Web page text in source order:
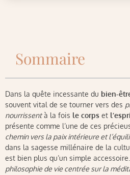
Sommaire
Dans la quête incessante du bien-
souvent vital de se tourner vers des
nourrissentà la fois le corps et
présente comme l’une de ces
chemin vers la paix intérieure et
dans la sagesse millénaire de la
est bien plus qu’un simple
philosophie de vie centrée sur la